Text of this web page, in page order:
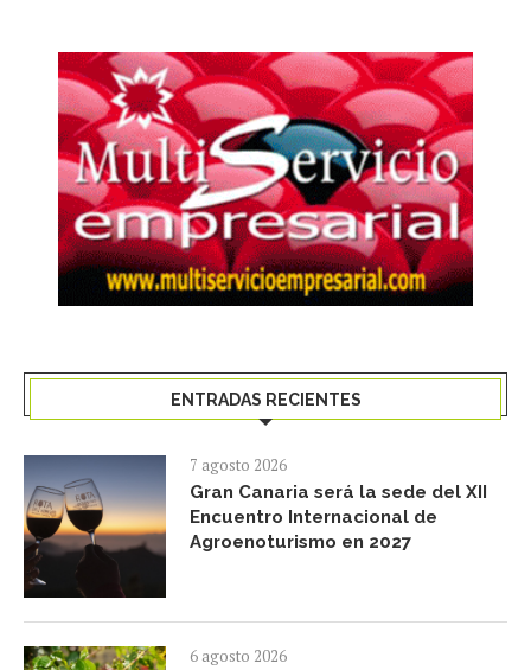
ENTRADAS RECIENTES
7 agosto 2026
Gran Canaria será la sede del XII
Encuentro Internacional de
Agroenoturismo en 2027
6 agosto 2026